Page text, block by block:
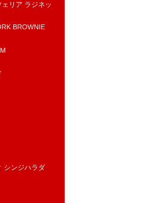
リア ラジネッ
BROWNIE
ンジハラダ